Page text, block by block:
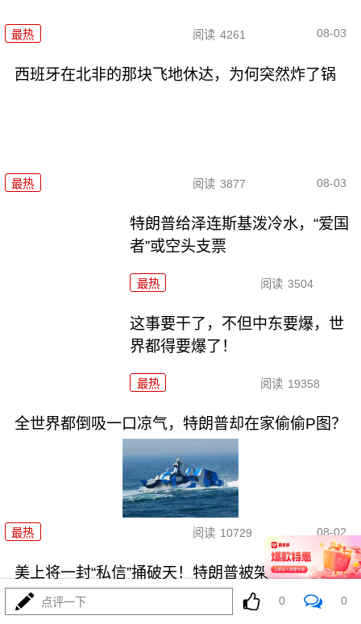
最热 阅读 4261 08-03
西班牙在北非的那块飞地休达，为何突然炸了锅
最热 阅读 3877 08-03
特朗普给泽连斯基泼冷水，“爱国
者”或空头支票
最热 阅读 3504
这事要干了，不但中东要爆，世
界都得要爆了！
最热 阅读 19358
全世界都倒吸一口凉气，特朗普却在家偷偷P图？
最热 阅读 10729 08-02
美上将一封“私信”捅破天！特朗普被架在火上烤
点评一下 0 0